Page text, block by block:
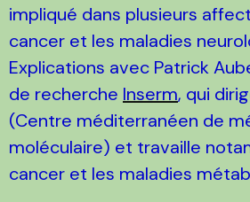
impliqué dans plusieurs
cancer et les maladies
Explications avec Patrick
de recherche Inserm, qui
(Centre méditerranéen de
moléculaire) et travaille
cancer et les maladies